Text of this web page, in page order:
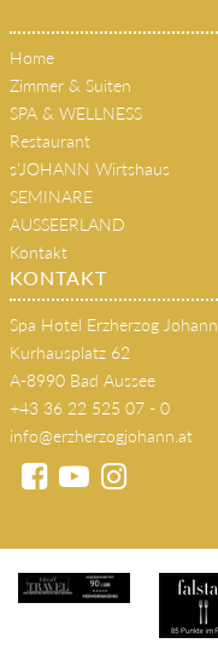
Home
Zimmer & Suiten
SPA & WELLNESS
Restaurant
s'JOHANN Wirtshaus
SEMINARE
AUSSEERLAND
Kontakt
KONTAKT
Spa Hotel Erzherzog Johann
Kurhausplatz 62
A-8990 Bad Aussee
+43 36 22 525 07 - 0
info@erzherzogjohann.at